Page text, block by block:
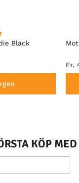
Black
Fr.
KÖP